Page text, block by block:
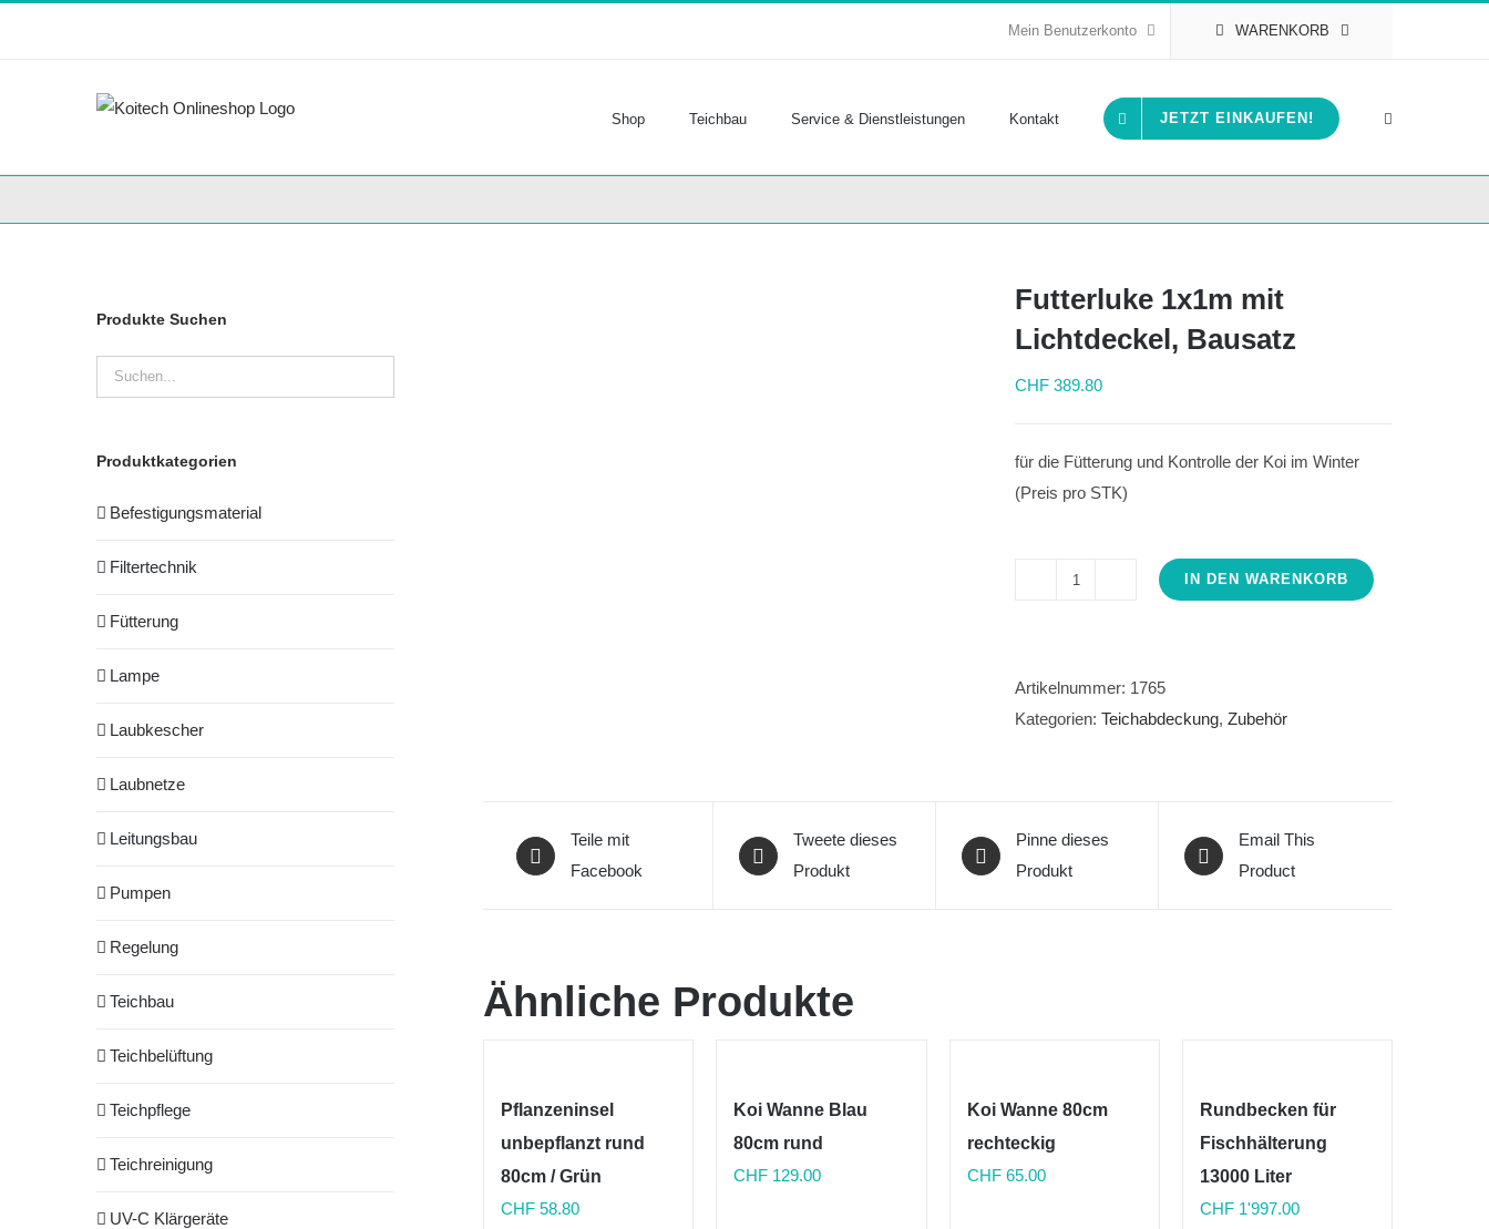
Mein Benutzerkonto WARENKORB
Shop Teichbau Service & Dienstleistungen Kontakt JETZT EINKAUFEN!
Futterluke 1x1m mit
Lichtdeckel, Bausatz
CHF 389.80
für die Fütterung und Kontrolle der Koi im Winter
(Preis pro STK)
Lichtdeckel,
Bausatz
IN DEN WARENKORB
Artikelnummer: 1765
Kategorien:Teichabdeckung,Zubehör
Teile mit
Facebook
Tweete dieses
Produkt
Pinne dieses
Produkt
Email This
Product
Ähnliche Produkte
Pflanzeninsel
unbepflanzt rund
80cm / Grün
CHF 58.80
Koi Wanne Blau
80cm rund
CHF 129.00
Koi Wanne 80cm
rechteckig
CHF65.00
Rundbecken für
Fischhälterung
13000 Liter
CHF1'997.00
Produkte Suchen
Produktkategorien
Befestigungsmaterial
Filtertechnik
Fütterung
Lampe
Laubkescher
Laubnetze
Leitungsbau
Pumpen
Regelung
Teichbau
Teichbelüftung
Teichpflege
Teichreinigung
UV-C Klärgeräte